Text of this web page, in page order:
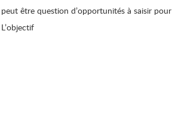
être question d’opportunités à saisir pour